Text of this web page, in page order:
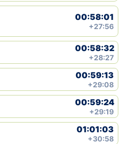
00:58:01
+27:56
00:58:32
+28:27
00:59:13
+29:08
00:59:24
+29:19
01:01:03
+30:58